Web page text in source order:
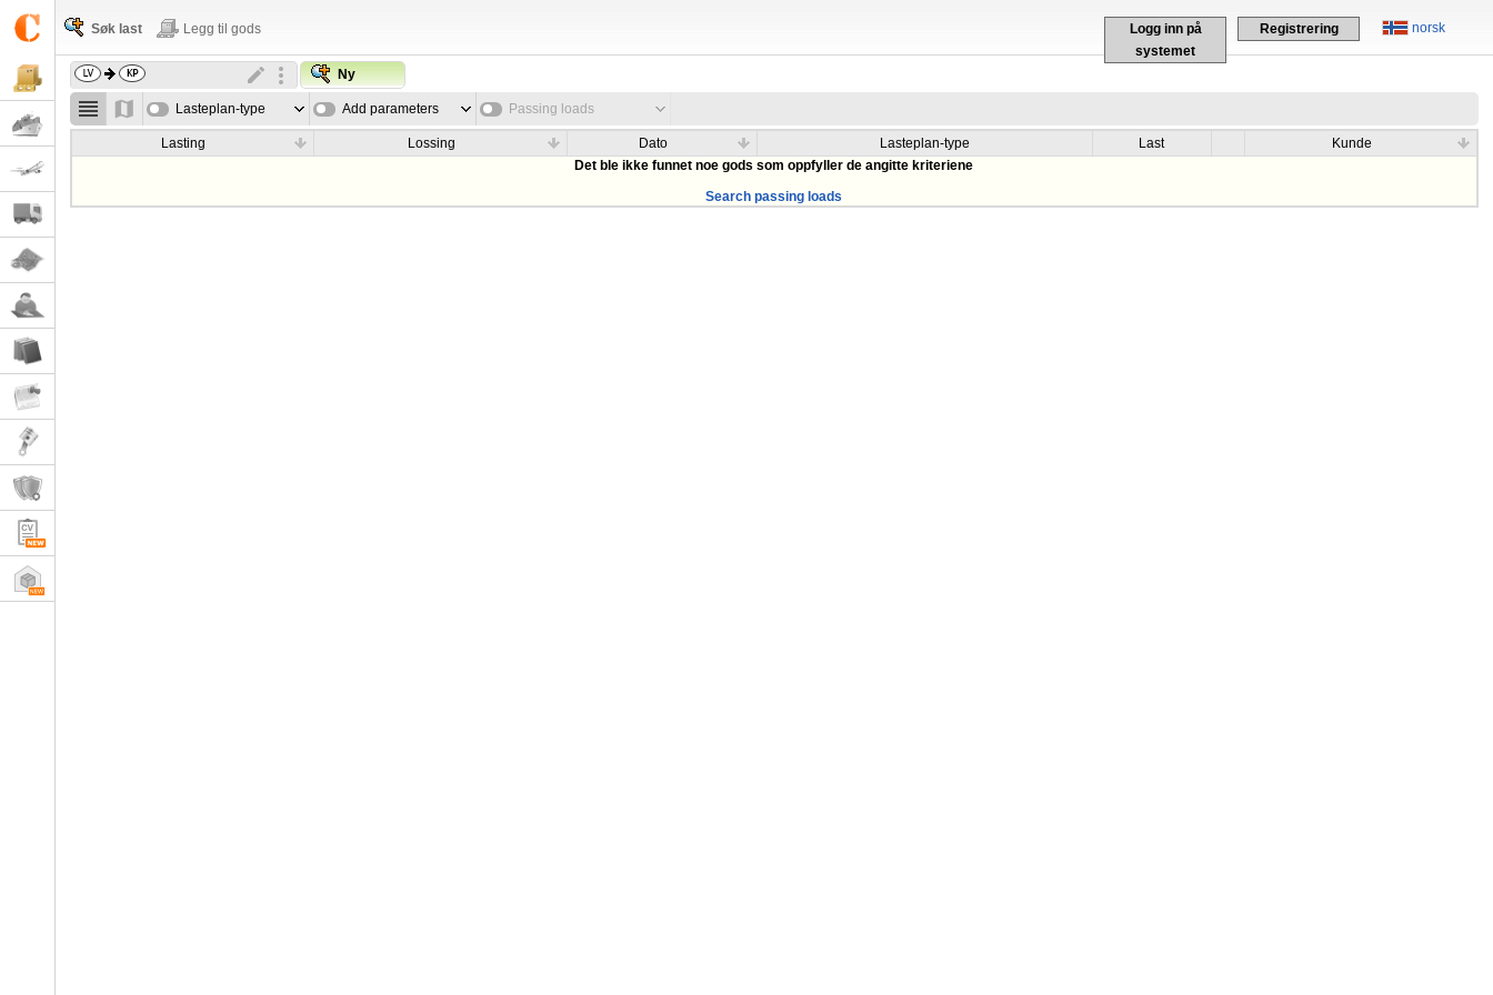
norsk
Logg inn på
systemet
Registrering
Søk last Legg til gods
Ny
Lasteplan-type Add parameters Passing loads
Lasting Lossing Dato Lasteplan-type Last
Kunde
Det ble ikke funnet noe gods som oppfyller de angitte kriteriene
Search passing loads